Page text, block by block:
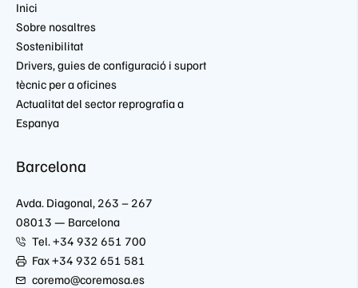
Inici
Sobre nosaltres
Sostenibilitat
Drivers, guies de configuració i suport
tècnic per a oficines
Actualitat del sector reprografia a
Espanya
Barcelona
Avda. Diagonal, 263 – 267
08013 — Barcelona
Tel. +34 932 651 700
Fax +34 932 651 581
coremo@coremosa.es